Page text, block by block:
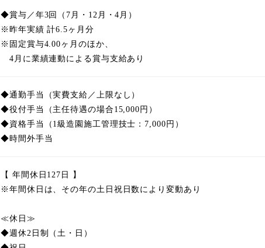
◆賞与／年3回（7月・12月・4月）
※昨年実績 計6.5ヶ月分
※固定賞与4.00ヶ月のほか、
4月に業績連動による賞与支給あり
◆通勤手当（実費支給／上限なし）
◆役付手当（主任待遇の場合15,000円）
◆資格手当（1級造園施工管理技士：7,000円）
◆時間外手当
【 年間休日127日 】
※年間休日は、その年の土日祝日数により変動あり
≪休日≫
◆週休2日制（土・日）